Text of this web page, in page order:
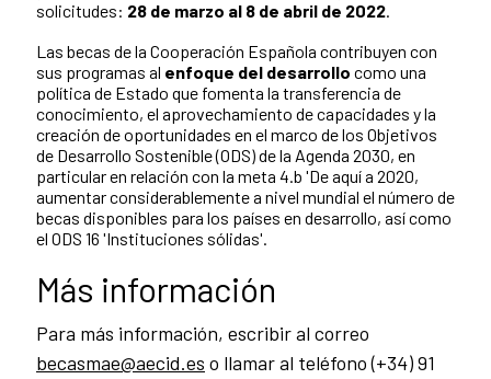
solicitudes: 28 de marzo al 8 de abril de 2022.
Las becas de la Cooperación Española contribuyen con
sus programas al enfoque del desarrollo como una
política de Estado que fomenta la transferencia de
conocimiento, el aprovechamiento de capacidades y la
creación de oportunidades en el marco de los Objetivos
de Desarrollo Sostenible (ODS) de la Agenda 2030, en
particular en relación con la meta 4.b 'De aquí a 2020,
aumentar considerablemente a nivel mundial el número de
becas disponibles para los países en desarrollo, así como
el ODS 16 'Instituciones sólidas'.
Más información
Para más información, escribir al correo
becasmae@aecid.es o llamar al teléfono (+34) 91